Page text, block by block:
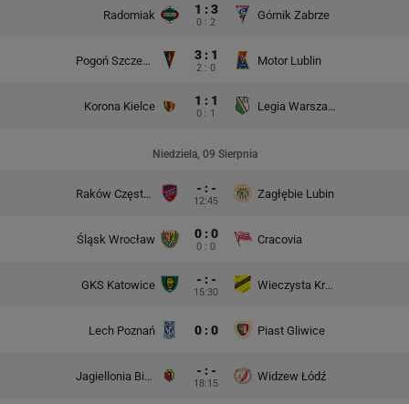
Radomiak 1 : 3
0 : 2
Górnik Zabrze
Pogoń Szczecin 3 : 1
2 : 0
Motor Lublin
Korona Kielce 1 : 1
0 : 1
Legia Warszawa
Niedziela, 09 Sierpnia
Raków Częstochowa - : -
12:45
Zagłębie Lubin
Śląsk Wrocław 0 : 0
0 : 0
Cracovia
GKS Katowice - : -
15:30
Wieczysta Kraków
Lech Poznań 0 : 0 Piast Gliwice
Jagiellonia Białystok - : -
18:15
Widzew Łódź